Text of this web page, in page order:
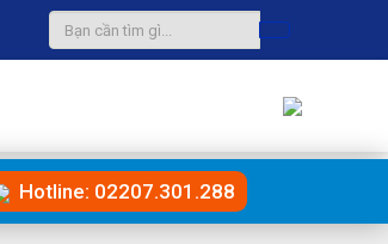
Hotline: 02207.301.288